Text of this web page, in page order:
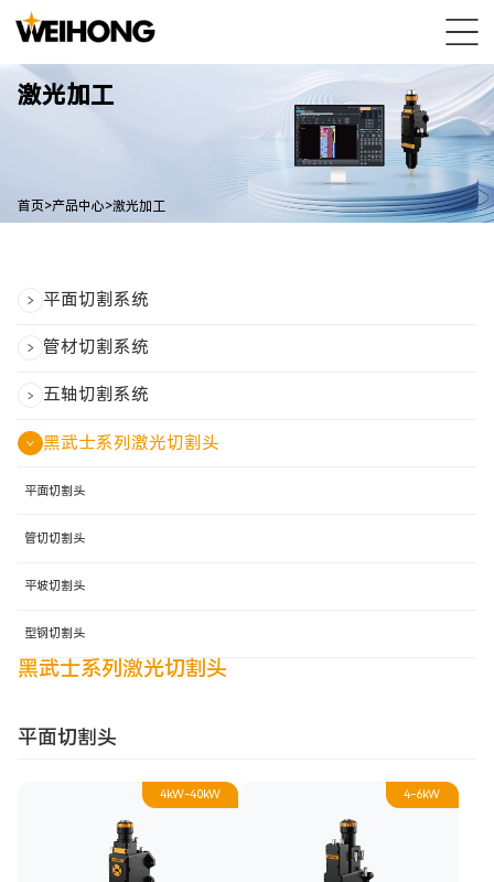
激光加工
首页>产品中心>激光加工
平面切割系统
管材切割系统
五轴切割系统
黑武士系列激光切割头
平面切割头
管切切割头
平坡切割头
型钢切割头
黑武士系列激光切割头
平面切割头
4kW-40kW 4-6kW